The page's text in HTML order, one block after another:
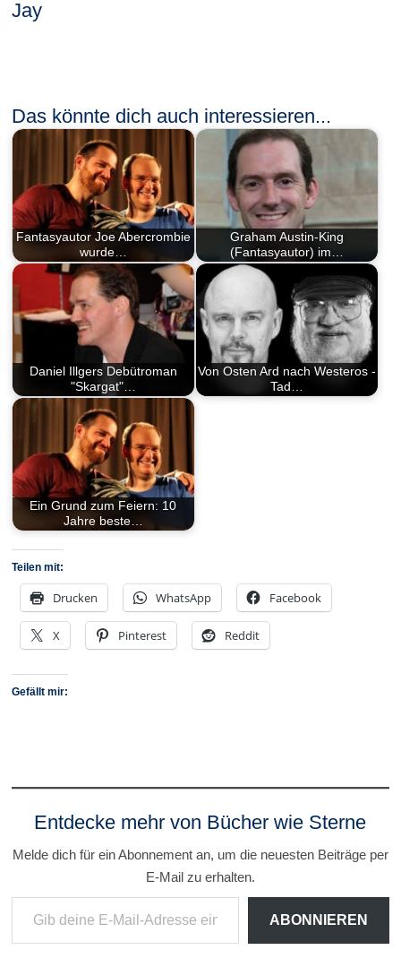
Jay
Das könnte dich auch interessieren...
Fantasyautor Joe Abercrombie
wurde…
Graham Austin-King
(Fantasyautor) im…
Daniel Illgers Debütroman
"Skargat"…
Von Osten Ard nach Westeros -
Tad…
Ein Grund zum Feiern: 10
Jahre beste…
Teilen mit:
Drucken WhatsApp Facebook
X Pinterest Reddit
Gefällt mir:
Entdecke mehr von Bücher wie Sterne
Melde dich für ein Abonnement an, um die neuesten Beiträge per
E-Mail zu erhalten.
Gib deine E-Mail-Adresse ein ...
ABONNIEREN